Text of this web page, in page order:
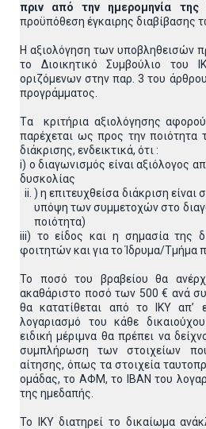
πριν από την ημερομηνία της
προϋπόθεση έγκαιρης διαβίβασης
Η αξιολόγηση των υποβληθεισών
το Διοικητικό Συμβούλιο του
οριζόμενων στην παρ. 3 του
προγράμματος.
Tα κριτήρια αξιολόγησης
παρέχεται ως προς την ποιότητα
διάκρισης, ενδεικτικά, ότι :
i) ο διαγωνισμός είναι αξιόλογος
δυσκολίας
) η επιτευχθείσα διάκριση
υπόψη των συμμετοχών στο
ποιότητα)
iii) το είδος και η σημασία της
φοιτητών και για το Ίδρυμα/Τμήμα
Το ποσό του βραβείου θα
ακαθάριστο ποσό των 500 € ανά
θα κατατίθεται από το ΙΚΥ απ’
λογαριασμό του κάθε
ειδική μέριμνα θα πρέπει να
συμπλήρωση των στοιχείων
αίτησης, όπως τα στοιχεία
ομάδας, το ΑΦΜ, το ΙΒΑΝ του
της ημεδαπής.
Το ΙΚΥ διατηρεί το δικαίωμα